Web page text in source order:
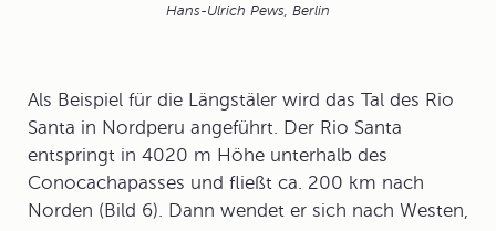
Hans-Ulrich Pews, Berlin
Als Beispiel für die Längstäler wird das Tal des Rio
Santa in Nordperu angeführt. Der Rio Santa
entspringt in 4020 m Höhe unterhalb des
Conocachapasses und fließt ca. 200 km nach
Norden (Bild 6). Dann wendet er sich nach Westen,